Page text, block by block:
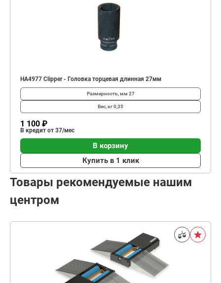
HA4977 Clipper - Головка торцевая длинная 27мм
Размерность, мм 27
Вес, кг0,35
1 100 ₽
В кредит от 37/мес
В корзину
Купить в 1 клик
Товары рекомендуемые нашим
центром